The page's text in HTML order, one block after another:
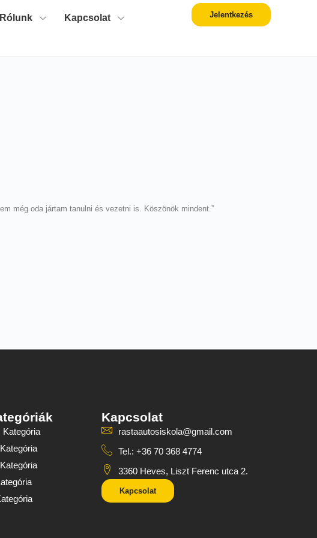
Rólunk Kapcsolat Jelentkezés
még oda jártam tanulni és vezetni is. Köszönök mindent.”
Kategória
Kapcsolat
rastaautosiskola@gmail.com
Tel.: +36 70 368 4774
3360 Heves, Liszt Ferenc utca 2.
Kapcsolat